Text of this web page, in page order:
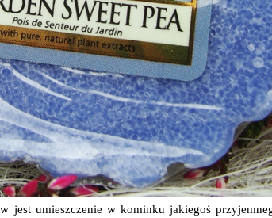
jest umieszczenie w kominku jakiegoś